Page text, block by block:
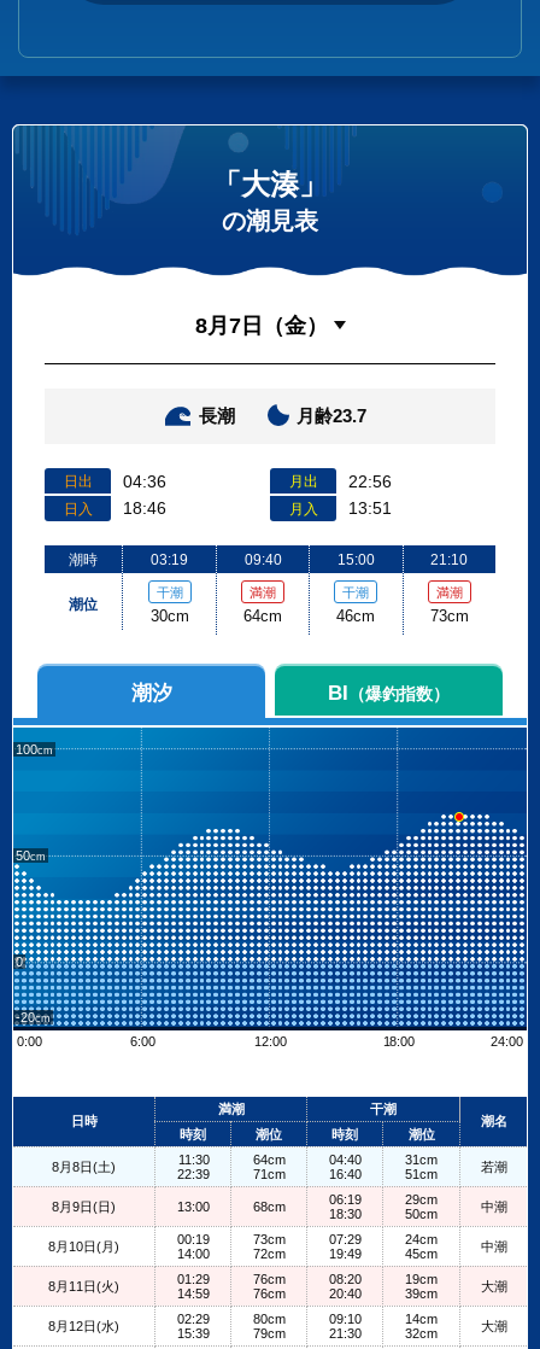
「大湊」
の潮見表
長潮 月齢23.7
日出 04:36
日入 18:46
月出 22:56
月入 13:51
潮時
潮位
03:19
干潮
30cm
09:40
満潮
64cm
15:00
干潮
46cm
21:10
満潮
73cm
潮汐 BI （爆釣指数）
100
50
0
-20
0:00
6:00 12:00 18:00 24:00
+
日時
満潮
干潮
潮名
時刻
潮位 時刻 潮位
8月8日(土)
11:30
22:39
64cm
71cm
04:40
16:40
31cm
51cm
若潮
8月9日(日) 13:00 68cm
06:19
18:30
29cm
50cm
中潮
8月10日(月)
00:19
14:00
73cm
72cm
07:29
19:49
24cm
45cm
中潮
8月11日(火)
01:29
14:59
76cm
76cm
08:20
20:40
19cm
39cm
大潮
8月12日(水)
02:29
15:39
80cm
79cm
09:10
21:30
14cm
32cm
大潮